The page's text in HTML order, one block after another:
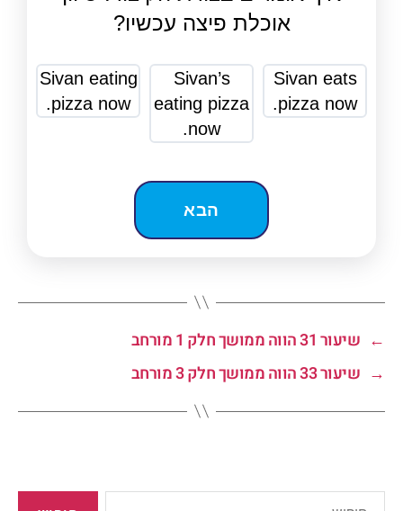
אוכלת פיצה עכשיו?
Sivan eats
pizza now.
Sivan’s
eating pizza
now.
Sivan eating
pizza now.
← שיעור 31 הווה ממושך חלק 1 מורחב
→ שיעור 33 הווה ממושך חלק 3 מורחב